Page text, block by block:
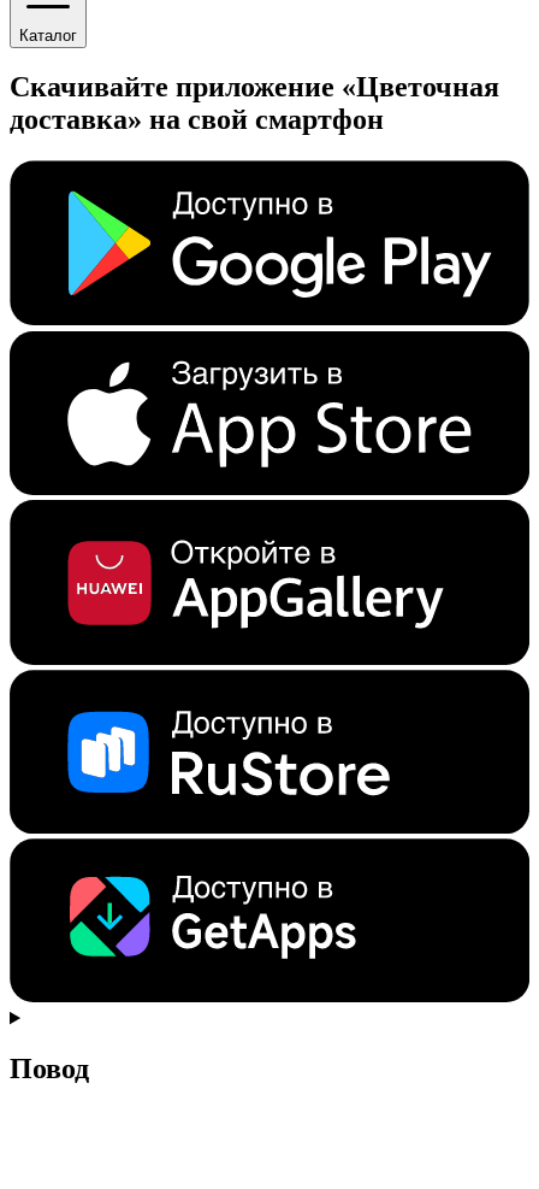
Каталог
Скачивайте приложение «Цветочная
доставка» на свой смартфон
Повод